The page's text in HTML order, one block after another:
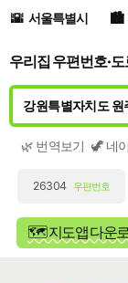
서울특별시
우리집 우편번호·
🌿 번역보기 🦖 네
26304 우편번호
🗺️ 지도앱 다운